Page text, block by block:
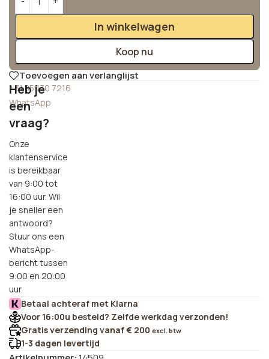
In winkelwagen
Koop nu
Toevoegen aan verlanglijst
+31 85 130 7216
WhatsApp
Heb je
een
vraag?
Onze
klantenservice
is bereikbaar
van 9:00 tot
16:00 uur. Wil
je sneller een
antwoord?
Stuur ons een
WhatsApp-
bericht tussen
9:00 en 20:00
uur.
Betaal achteraf met Klarna
Voor 16:00u besteld? Zelfde werkdag verzonden!
Gratis verzending vanaf € 200 excl. btw
1-3 dagen levertijd